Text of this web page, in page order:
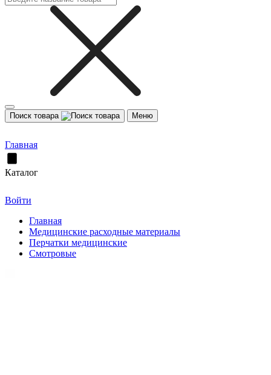
Поиск товара Меню
Главная
Каталог
Войти
Главная
Медицинские расходные материалы
Перчатки медицинские
Смотровые